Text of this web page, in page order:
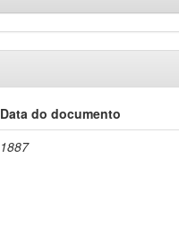
Data do documento
1887